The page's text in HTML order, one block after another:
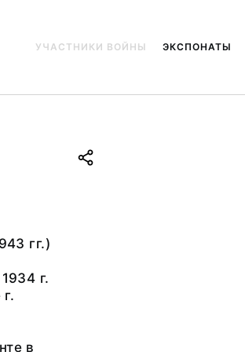
УЧАСТНИКИ ВОЙНЫ ЭКСПОНАТЫ
гг.)
г.
в